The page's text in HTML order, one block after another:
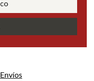
Envíos